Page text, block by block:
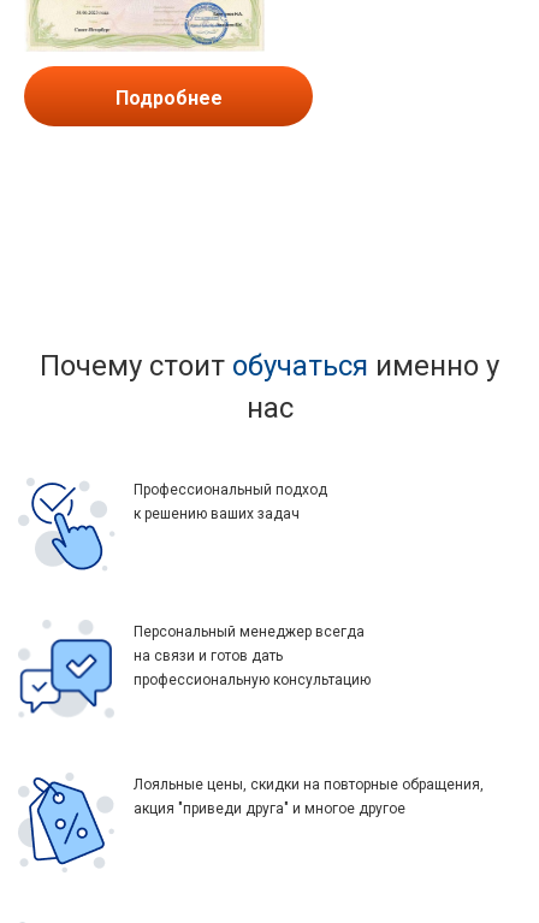
Подробнее
Почему стоит обучаться именно у
нас
Профессиональный подход
к решению ваших задач
Персональный менеджер всегда
на связи и готов дать
профессиональную консультацию
Лояльные цены, скидки на повторные обращения,
акция "приведи друга" и многое другое